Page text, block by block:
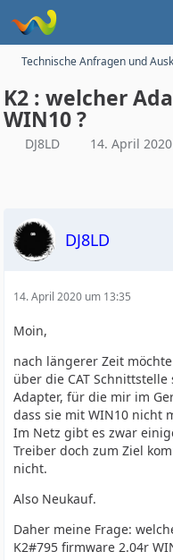
Technische Anfragen und
K2 : welcher
WIN10 ?
DJ8LD 14. April
DJ8LD
14. April 2020 um 13:35
Moin,
nach längerer Zeit
über die CAT
Adapter, für die mir im
dass sie mit WIN10 nicht
Im Netz gibt es zwar
Treiber doch zum Ziel
nicht.
Also Neukauf.
Daher meine Frage:
K2#795 firmware 2.04r